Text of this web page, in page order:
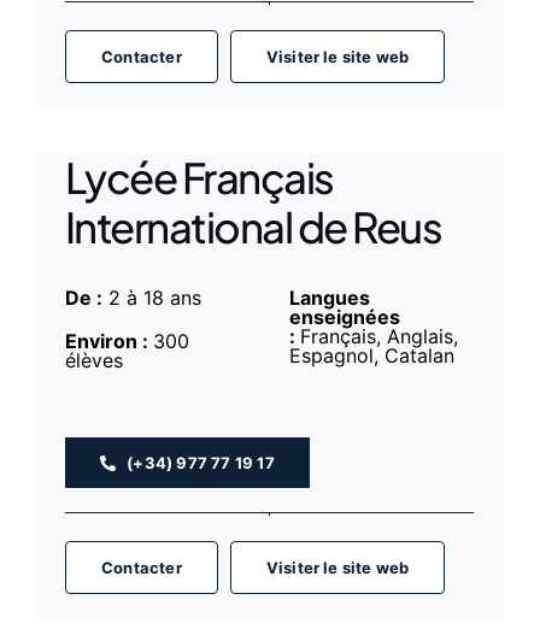
Contacter Visiter le site web
Lycée Français
International de Reus
De : 2 à 18 ans
Environ : 300
élèves
Langues
enseignées
: Français, Anglais,
Espagnol, Catalan
(+34) 977 77 19 17
Contacter Visiter le site web